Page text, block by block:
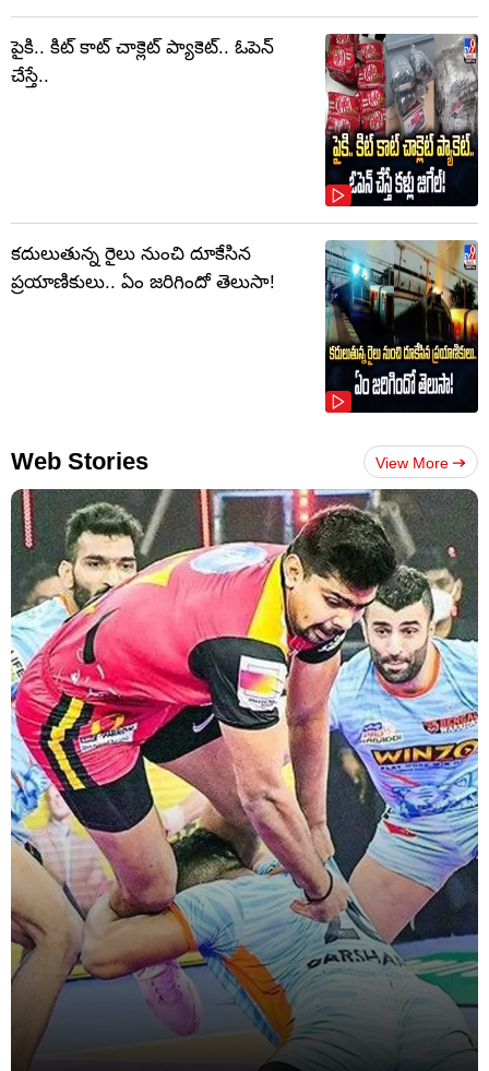
పైకి.. కిట్‌ కాట్‌ చాక్లెట్ ప్యాకెట్‌.. ఓపెన్‌
చేస్తే..
కదులుతున్న రైలు నుంచి దూకేసిన
ప్రయాణికులు.. ఏం జరిగిందో తెలుసా!
Web Stories View More